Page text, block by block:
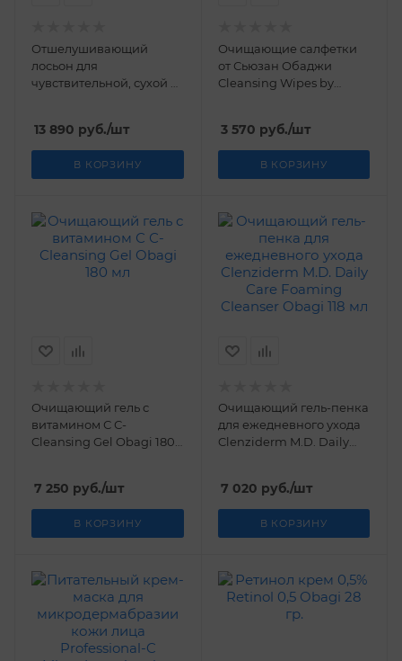
Отшелушивающий
лосьон для
чувствительной, сухой и
13 890 руб./шт
В КОРЗИНУ
Очищающие салфетки
от Сьюзан Обаджи
Cleansing Wipes by
3 570 руб./шт
В КОРЗИНУ
Очищающий гель с
витамином С С-
Cleansing Gel Obagi 180
7 250 руб./шт
В КОРЗИНУ
Очищающий гель-пенка
для ежедневного ухода
Clenziderm M.D. Daily
7 020 руб./шт
В КОРЗИНУ